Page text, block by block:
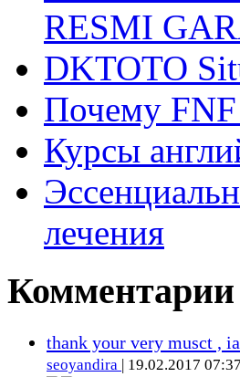
RESMI
DKTOTO
Почему FNF
Курсы
лечения
Комментарии
thank your very musct ,
seoyandira | 19.02.2017 07:37